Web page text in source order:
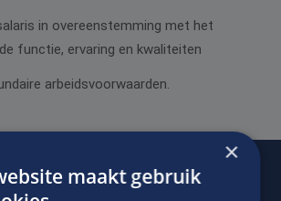
in overeenstemming met het
functie, ervaring en kwaliteiten
arbeidsvoorwaarden.
×
maakt gebruik